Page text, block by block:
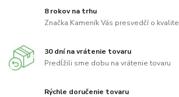
8 rokov na trhu
Značka Kameník Vás presvedčí o kvalite
30 dní na vrátenie tovaru
Predĺžili sme dobu na vrátenie tovaru
Rýchle doručenie tovaru